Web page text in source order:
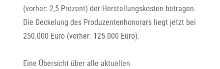
(vorher: 2,5 Prozent) der Herstellungskosten betragen.
Die Deckelung des Produzentenhonorars liegt jetzt bei
250.000 Euro (vorher: 125.000 Euro).
Eine Übersicht über alle aktuellen